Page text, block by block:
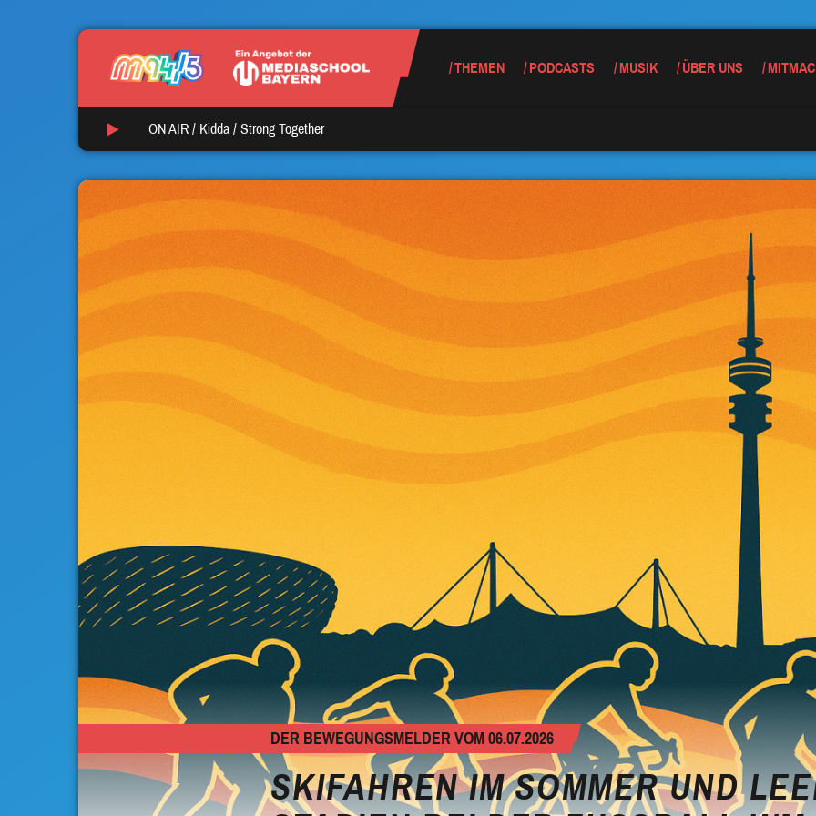
THEMEN PODCASTS MUSIK ÜBER UNS
ON AIR / Kidda / Strong Together
DER BEWEGUNGSMELDER VOM 06.07.2026
SKIFAHREN IM SOMMER UND